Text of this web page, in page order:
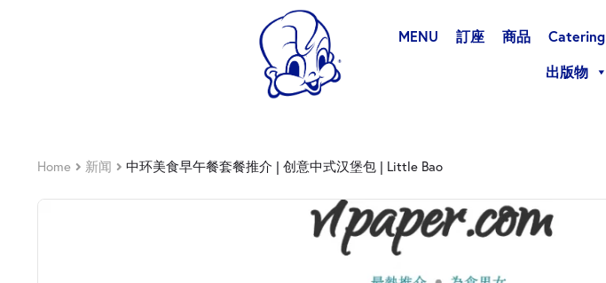
MENU 訂座 商品 Catering
出版物
Home 新闻 中环美食早午餐套餐推介 | 创意中式汉堡包 | Little Bao